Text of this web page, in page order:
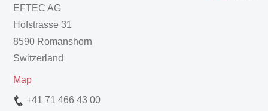
EFTEC AG
Hofstrasse 31
8590 Romanshorn
Switzerland
Map
+41 71 466 43 00